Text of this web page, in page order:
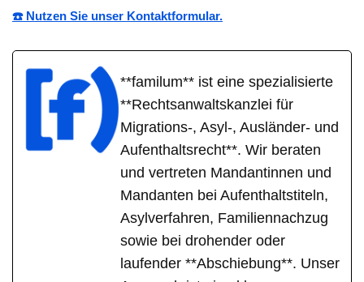
☎️ Nutzen Sie unser Kontaktformular.
**familum** ist eine spezialisierte
**Rechtsanwaltskanzlei für
Migrations-, Asyl-, Ausländer- und
Aufenthaltsrecht**. Wir beraten
und vertreten Mandantinnen und
Mandanten bei Aufenthaltstiteln,
Asylverfahren, Familiennachzug
sowie bei drohender oder
laufender **Abschiebung**. Unser